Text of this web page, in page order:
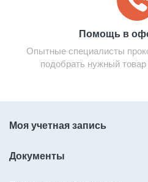
Помощь в
Опытные специалисты
подобрать нужный
Моя учетная запись
Документы